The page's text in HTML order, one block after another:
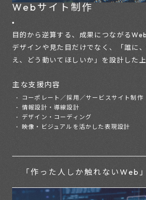
Webサイト制作
目的から逆算する、成果につながる
デザインや見た目だけでなく、「誰に
え、どう動いてほしいか」を設計した上
主な支援内容
コーポレート／採用／サービスサイト制作
情報設計・導線設計
デザイン・コーディング
映像・ビジュアルを活かした表現設計
「作った人しか触れないWeb